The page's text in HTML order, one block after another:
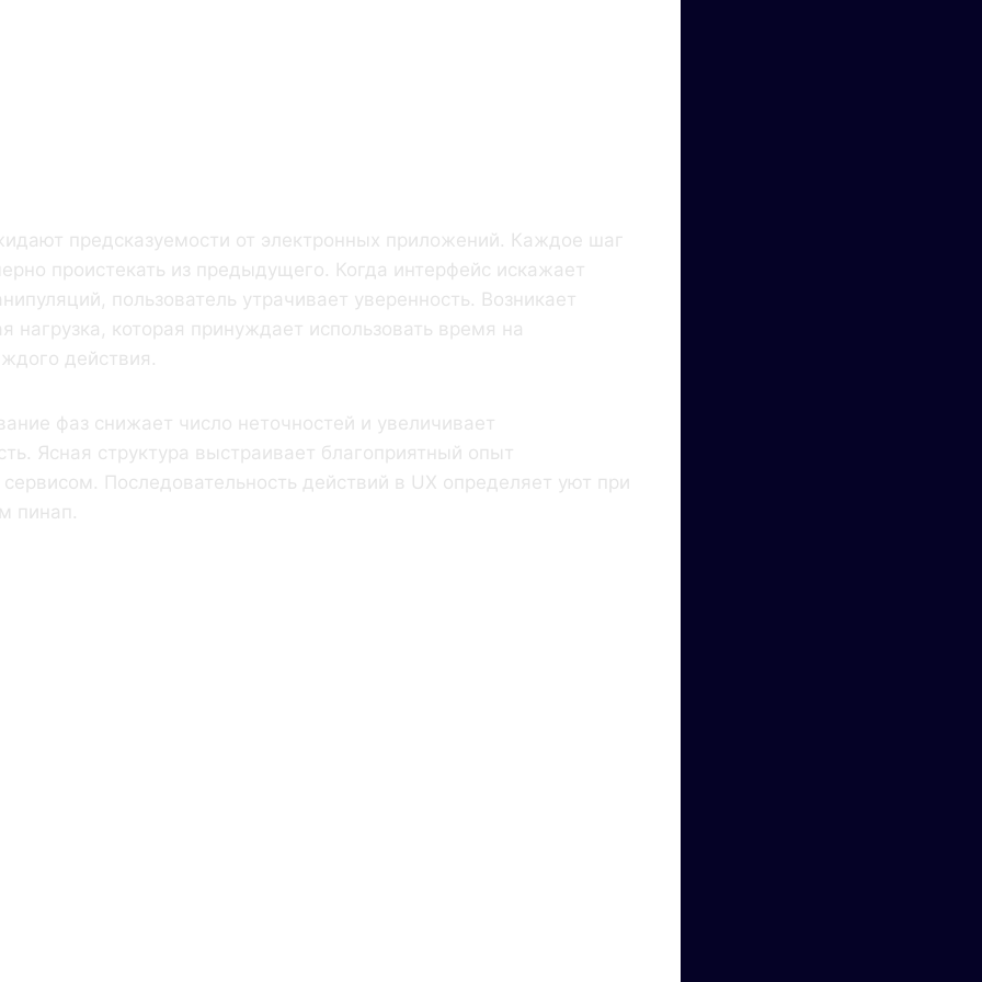
предсказуемости от электронных приложений. Каждое шаг
проистекать из предыдущего. Когда интерфейс искажает
пользователь утрачивает уверенность. Возникает
нагрузка, которая принуждает использовать время на
действия.
фаз снижает число неточностей и увеличивает
Ясная структура выстраивает благоприятный опыт
сервисом. Последовательность действий в UX определяет уют при
пинап.